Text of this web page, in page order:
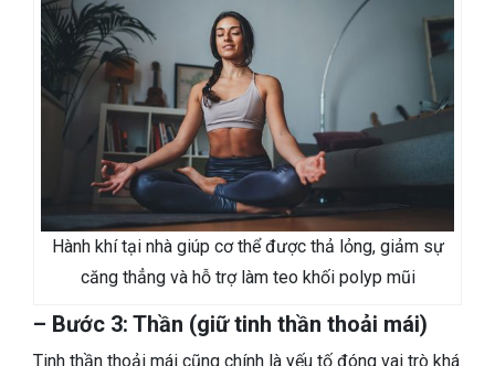
Hành khí tại nhà giúp cơ thể được thả lỏng, giảm sự
căng thẳng và hỗ trợ làm teo khối polyp mũi
– Bước 3: Thần (giữ tinh thần thoải mái)
Tinh thần thoải mái cũng chính là yếu tố đóng vai trò khá